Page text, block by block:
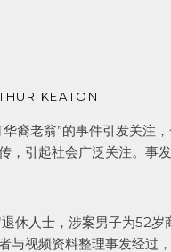
KEATON
华裔老翁”的事件引发关注
，引起社会广泛关注。事
休人士，涉案男子为52
与视频资料整理事发经过